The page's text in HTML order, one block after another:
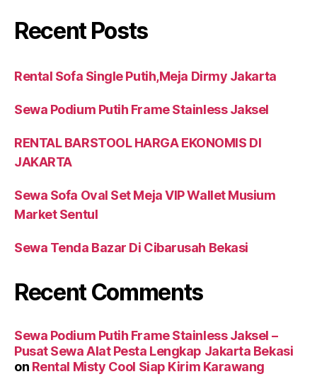
Recent Posts
Rental Sofa Single Putih,Meja Dirmy Jakarta
Sewa Podium Putih Frame Stainless Jaksel
RENTAL BARSTOOL HARGA EKONOMIS DI
JAKARTA
Sewa Sofa Oval Set Meja VIP Wallet Musium
Market Sentul
Sewa Tenda Bazar Di Cibarusah Bekasi
Recent Comments
Sewa Podium Putih Frame Stainless Jaksel –
Pusat Sewa Alat Pesta Lengkap Jakarta Bekasi
on Rental Misty Cool Siap Kirim Karawang